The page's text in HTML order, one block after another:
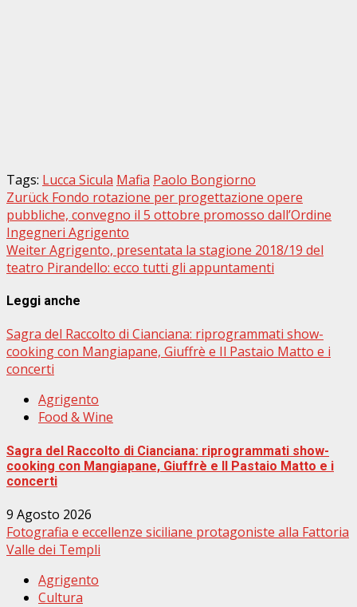
Tags: Lucca Sicula Mafia Paolo Bongiorno
Beitragsnavigation
Zurück Fondo rotazione per progettazione opere
pubbliche, convegno il 5 ottobre promosso dall’Ordine
Ingegneri Agrigento
WeiterAgrigento, presentata la stagione 2018/19 del
teatro Pirandello: ecco tutti gli appuntamenti
Leggi anche
Sagra del Raccolto di Cianciana: riprogrammati show-
cooking con Mangiapane, Giuffrè e Il Pastaio Matto e i
concerti
Agrigento
Food & Wine
Sagra del Raccolto di Cianciana: riprogrammati show-
cooking con Mangiapane, Giuffrè e Il Pastaio Matto e i
concerti
9 Agosto 2026
Fotografia e eccellenze siciliane protagoniste alla Fattoria
Valle dei Templi
Agrigento
Cultura